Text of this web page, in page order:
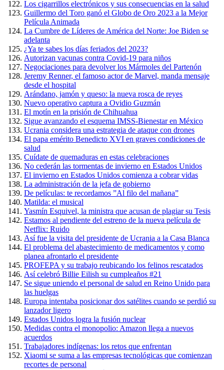
Los cigarrillos electrónicos y sus consecuencias en la salud
Guillermo del Toro ganó el Globo de Oro 2023 a la Mejor
Película Animada
La Cumbre de Líderes de América del Norte: Joe Biden se
adelanta
¿Ya te sabes los días feriados del 2023?
Autorizan vacunas contra Covid-19 para niños
Negociaciones para devolver los Mármoles del Partenón
Jeremy Renner, el famoso actor de Marvel, manda mensaje
desde el hospital
Arándano, jamón y queso: la nueva rosca de reyes
Nuevo operativo captura a Ovidio Guzmán
El motín en la prisión de Chihuahua
Sigue avanzando el esquema IMSS-Bienestar en México
Ucrania considera una estrategia de ataque con drones
El papa emérito Benedicto XVI en graves condiciones de
salud
Cuídate de quemaduras en estas celebraciones
No cederán las tormentas de invierno en Estados Unidos
El invierno en Estados Unidos comienza a cobrar vidas
La administración de la jefa de gobierno
De películas: te recordamos ”Al filo del mañana”
Matilda: el musical
Yasmín Esquivel, la ministra que acusan de plagiar su Tesis
Estamos al pendiente del estreno de la nueva película de
Netflix: Ruido
Así fue la visita del presidente de Ucrania a la Casa Blanca
El problema del abastecimiento de medicamentos y como
planea afrontarlo el presidente
PROFEPA y su trabajo reubicando los felinos rescatados
Así celebró Billie Eilish su cumpleaños #21
Se sigue uniendo el personal de salud en Reino Unido para
las huelgas
Europa intentaba posicionar dos satélites cuando se perdió su
lanzador ligero
Estados Unidos logra la fusión nuclear
Medidas contra el monopolio: Amazon llega a nuevos
acuerdos
Trabajadores indígenas: los retos que enfrentan
Xiaomi se suma a las empresas tecnológicas que comienzan
recortes de personal